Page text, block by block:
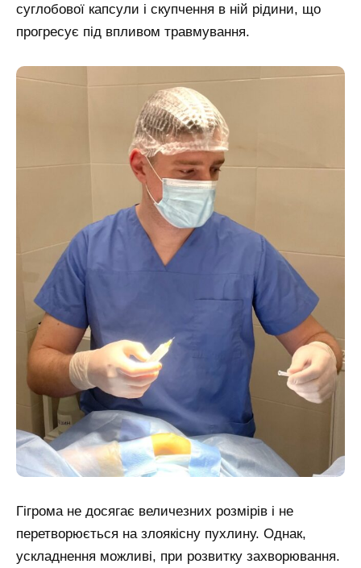
суглобової капсули і скупчення в ній рідини, що
прогресує під впливом травмування.
Гігрома не досягає величезних розмірів і не
перетворюється на злоякісну пухлину. Однак,
ускладнення можливі, при розвитку захворювання.